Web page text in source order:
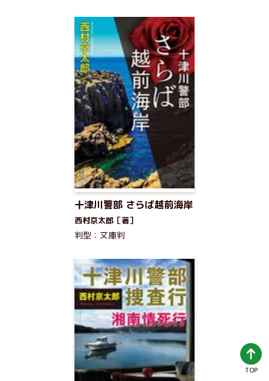
十津川警部 さらば越前海岸
西村京太郎［著］
判型：文庫判
TOP